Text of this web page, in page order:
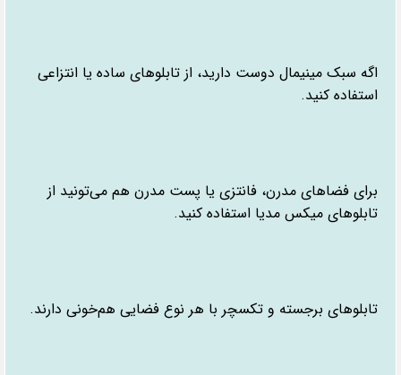
اگه سبک مینیمال دوست دارید، از تابلوهای ساده یا انتزاعی
استفاده کنید.
برای فضاهای مدرن، فانتزی یا پست مدرن هم می‌تونید از
تابلوهای میکس‌ مدیا استفاده کنید.
تابلوهای برجسته و تکسچر با هر نوع فضایی هم‌خونی دارند.